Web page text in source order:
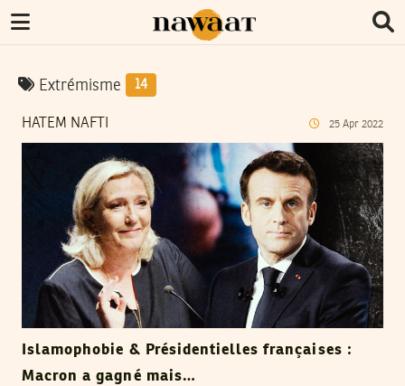
Extrémisme 14
HATEM NAFTI 25 Apr 2022
Islamophobie & Présidentielles françaises :
Macron a gagné mais…